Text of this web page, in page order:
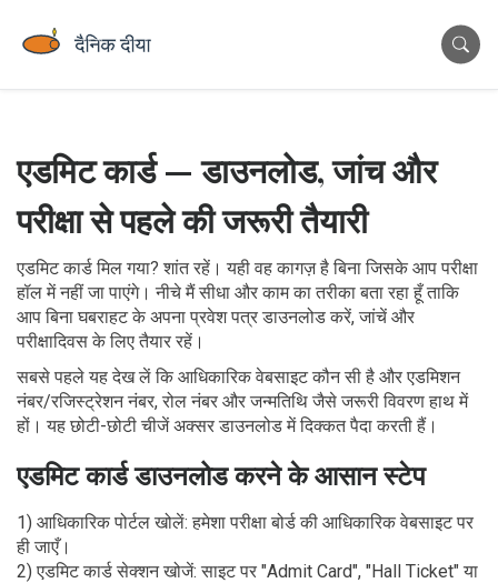
एडमिट कार्ड — डाउनलोड, जांच और
परीक्षा से पहले की जरूरी तैयारी
एडमिट कार्ड मिल गया? शांत रहें। यही वह कागज़ है बिना जिसके आप परीक्षा
हॉल में नहीं जा पाएंगे। नीचे मैं सीधा और काम का तरीका बता रहा हूँ ताकि
आप बिना घबराहट के अपना प्रवेश पत्र डाउनलोड करें, जांचें और
परीक्षादिवस के लिए तैयार रहें।
सबसे पहले यह देख लें कि आधिकारिक वेबसाइट कौन सी है और एडमिशन
नंबर/रजिस्ट्रेशन नंबर, रोल नंबर और जन्मतिथि जैसे जरूरी विवरण हाथ में
हों। यह छोटी-छोटी चीजें अक्सर डाउनलोड में दिक्कत पैदा करती हैं।
एडमिट कार्ड डाउनलोड करने के आसान स्टेप
1) आधिकारिक पोर्टल खोलें: हमेशा परीक्षा बोर्ड की आधिकारिक वेबसाइट पर
ही जाएँ।
2) एडमिट कार्ड सेक्शन खोजें: साइट पर "Admit Card", "Hall Ticket" या